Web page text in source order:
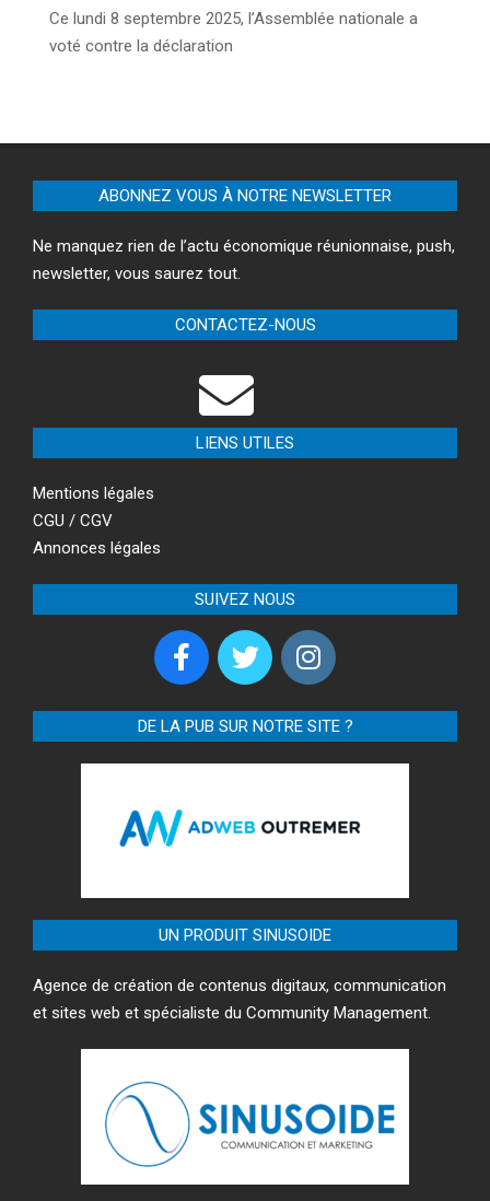
Ce lundi 8 septembre 2025, l’Assemblée nationale a
voté contre la déclaration
ABONNEZ VOUS À NOTRE NEWSLETTER
Ne manquez rien de l’actu économique réunionnaise, push,
newsletter, vous saurez tout.
CONTACTEZ-NOUS
LIENS UTILES
Mentions légales
CGU / CGV
Annonces légales
SUIVEZ NOUS
DE LA PUB SUR NOTRE SITE ?
UN PRODUIT SINUSOIDE
Agence de création de contenus digitaux, communication
et sites web et spécialiste du Community Management.